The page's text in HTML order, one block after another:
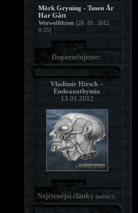
Mörk Gryning - Tusen År
Har Gått
Werwolfthron [20. 01. 2012
0:25]
Doporučujeme:
Vladimír Hirsch –
Endoanathymia
13.01.2012
Nejčtenější články (měsíc):